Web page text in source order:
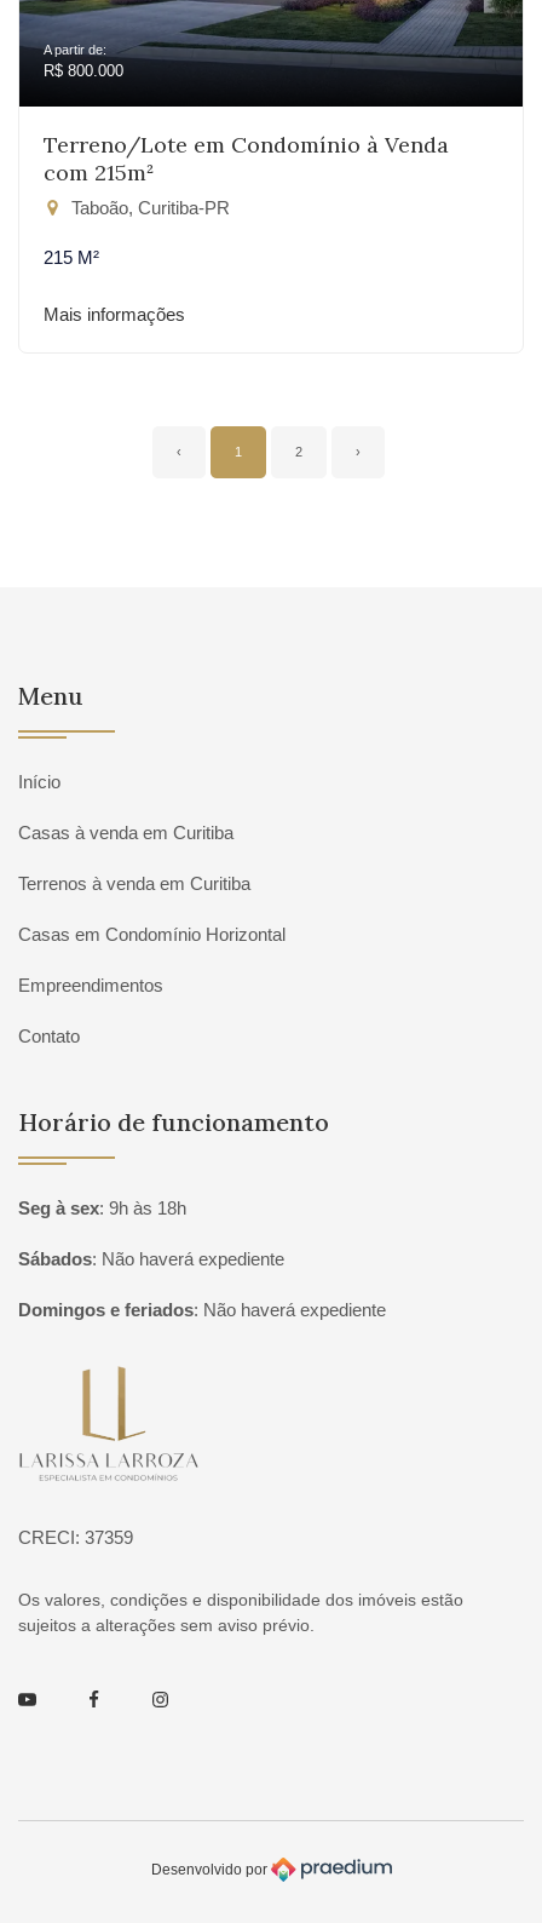
A partir de:
R$ 800.000
Terreno/Lote em Condomínio à Venda
com 215m²
Taboão, Curitiba-PR
215 M²
Mais informações
‹ 1 2 ›
Menu
Início
Casas à venda em Curitiba
Terrenos à venda em Curitiba
Casas em Condomínio Horizontal
Empreendimentos
Contato
Horário de funcionamento
Seg à sex: 9h às 18h
Sábados: Não haverá expediente
Domingos e feriados: Não haverá expediente
CRECI: 37359
Os valores, condições e disponibilidade dos imóveis estão
sujeitos a alterações sem aviso prévio.
Youtube FacebookInstagram
Desenvolvido por